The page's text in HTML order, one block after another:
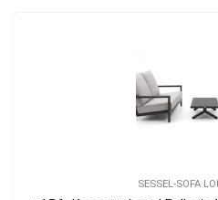
SESSEL-SOFA